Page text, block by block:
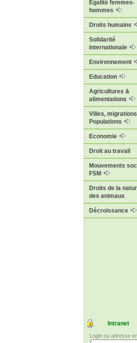
Egalité femmes-
hommes
Droits humains
Solidarité
internationale
Environnement
Education
Agricultures &
alimentations
Villes,
Populations
Economie
Droit au travail
Mouvements
FSM
Droits de la
des animaux
Décroissance
Intranet
Login ou adresse